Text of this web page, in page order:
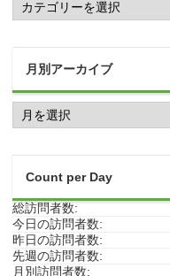
テ
ゴ
ア
ー
カ
月別アーカイブ
月
別
ア
ブ
Count per Day
総訪問者数:
今日の訪問者数:
昨日の訪問者数:
先週の訪問者数:
月別訪問者数: